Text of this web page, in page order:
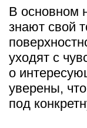
В основном
знают свой
уходят с
о
уверены,
под